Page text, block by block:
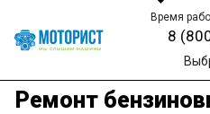
Время
8
Ремонт